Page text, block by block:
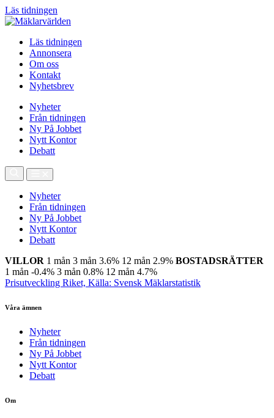
Läs tidningen
Läs tidningen
Annonsera
Om oss
Kontakt
Nyhetsbrev
Nyheter
Från tidningen
Ny På Jobbet
Nytt Kontor
Debatt
Nyheter
Från tidningen
Ny På Jobbet
Nytt Kontor
Debatt
VILLOR 1 mån 3 mån 3.6% 12 mån 2.9% BOSTADSRÄTTER
1 mån -0.4% 3 mån 0.8% 12 mån 4.7%
Prisutveckling Riket, Källa: Svensk Mäklarstatistik
Våra ämnen
Nyheter
Från tidningen
Ny På Jobbet
Nytt Kontor
Debatt
Om